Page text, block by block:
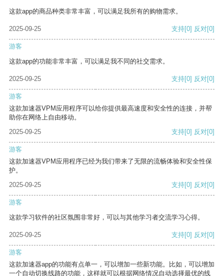
这款app的商品种类非常丰富，可以满足我所有的购物需求。
2025-09-25 支持[0] 反对[0]
游客
这款app的功能非常丰富，可以满足我不同的社交需求。
2025-09-25 支持[0] 反对[0]
游客
这款加速器VPM应用程序可以给你提供最高速度和安全性的连接，并帮
助你在网络上自由移动。
2025-09-25
支持[0] 反对[0]
游客
这款加速器VPM应用程序已经为我们带来了无限的流畅体验和安全性保
护。
2025-09-25
支持[0] 反对[0]
游客
这款学习软件的社区氛围非常好，可以与其他学习者交流学习心得。
2025-09-25 支持[0] 反对[0]
游客
这款加速器app的功能有点单一，可以增加一些新功能。比如，可以增加
一个自动切换线路的功能，这样就可以根据网络情况自动选择最优的线